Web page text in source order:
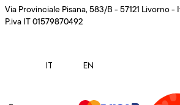
Via Provinciale Pisana, 583/B - 57121 Livorno -
P.iva IT 01579870492
IT EN